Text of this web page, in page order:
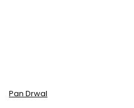
Pan Drwal